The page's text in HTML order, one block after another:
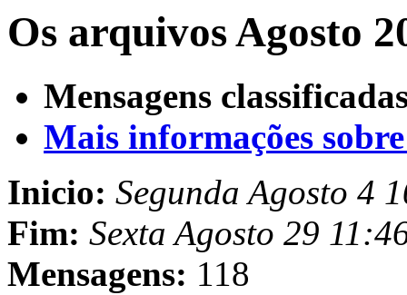
Os arquivos Agosto
Mensagens
Mais informações
Inicio: Segunda Agosto 4
Fim: Sexta Agosto 29
Mensagens: 118